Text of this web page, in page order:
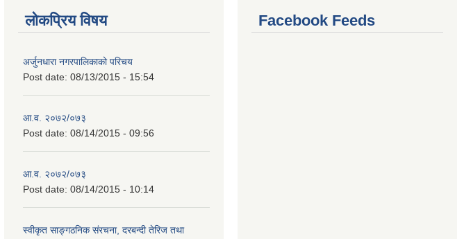
लोकप्रिय विषय
अर्जुनधारा नगरपालिकाको परिचय
Post date: 08/13/2015 - 15:54
आ.व. २०७२/०७३
Post date: 08/14/2015 - 09:56
आ.व. २०७२/०७३
Post date: 08/14/2015 - 10:14
स्वीकृत साङ्गठनिक संरचना, दरबन्दी तेरिज तथा
Facebook Feeds